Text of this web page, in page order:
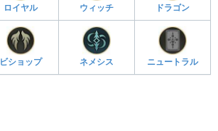
ロイヤル ウィッチ ドラゴン
ビショップ ネメシス ニュートラル